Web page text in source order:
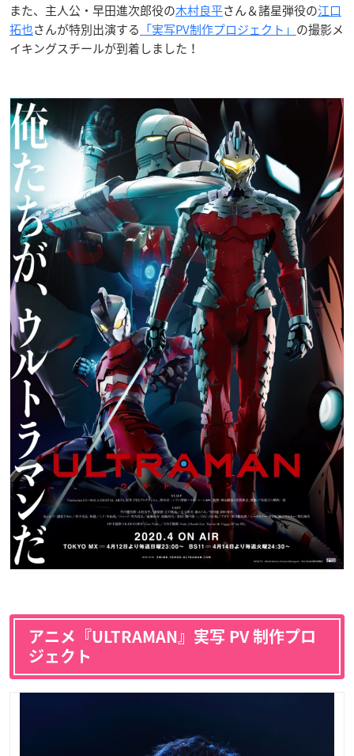
また、主人公・早田進次郎役の木村良平さん＆諸星弾役の江口
拓也さんが特別出演する 「実写PV制作プロジェクト」 の撮影メ
イキングスチールが到着しました！
アニメ『ULTRAMAN』実写 PV 制作プロ
ジェクト